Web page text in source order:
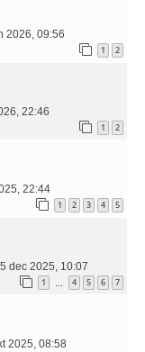
2026, 09:56
1 2
22:46
1 2
22:44
1 2 3 4 5
dec 2025, 10:07
1 … 4 5 6 7
2025, 08:58